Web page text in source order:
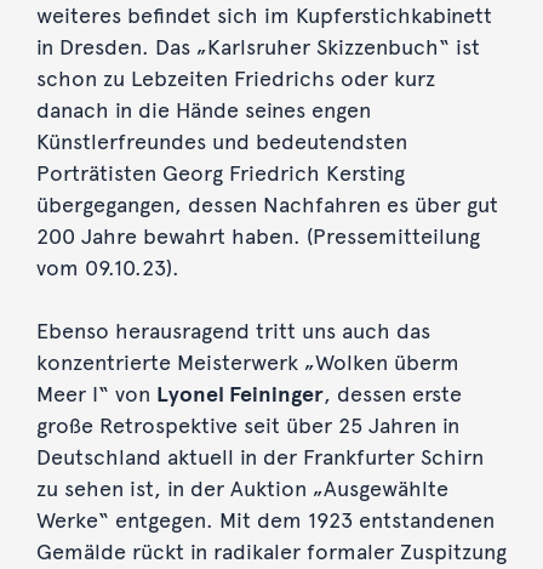
weiteres befindet sich im Kupferstichkabinett
in Dresden. Das „Karlsruher Skizzenbuch“ ist
schon zu Lebzeiten Friedrichs oder kurz
danach in die Hände seines engen
Künstlerfreundes und bedeutendsten
Porträtisten Georg Friedrich Kersting
übergegangen, dessen Nachfahren es über gut
200 Jahre bewahrt haben. (Pressemitteilung
vom 09.10.23).
Ebenso herausragend tritt uns auch das
konzentrierte Meisterwerk „Wolken überm
Meer I“ von Lyonel Feininger, dessen erste
große Retrospektive seit über 25 Jahren in
Deutschland aktuell in der Frankfurter Schirn
zu sehen ist, in der Auktion „Ausgewählte
Werke“ entgegen. Mit dem 1923 entstandenen
Gemälde rückt in radikaler formaler Zuspitzung